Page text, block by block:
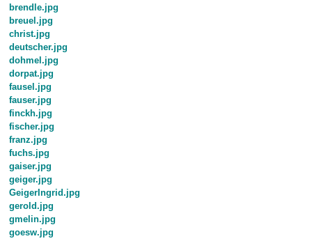
brendle.jpg
breuel.jpg
christ.jpg
deutscher.jpg
dohmel.jpg
dorpat.jpg
fausel.jpg
fauser.jpg
finckh.jpg
fischer.jpg
franz.jpg
fuchs.jpg
gaiser.jpg
geiger.jpg
GeigerIngrid.jpg
gerold.jpg
gmelin.jpg
goesw.jpg